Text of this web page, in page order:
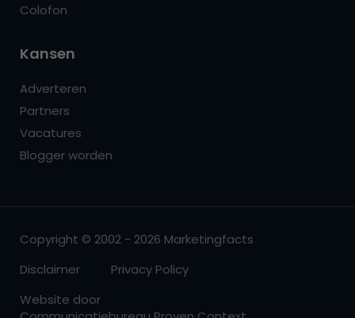
Colofon
Kansen
Adverteren
Partners
Vacatures
Blogger worden
Copyright © 2002 - 2026 Marketingfacts
Disclaimer
Privacy Policy
Website door